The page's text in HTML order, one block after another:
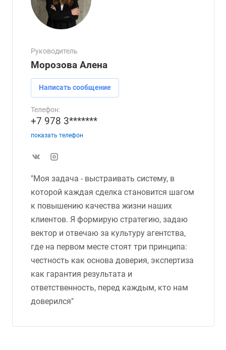
Руководитель
Морозова Алена
Написать сообщение
Телефон:
+7 978 3*******
показать телефон
"Моя задача - выстраивать систему, в
которой каждая сделка становится шагом
к повышению качества жизни наших
клиентов. Я формирую стратегию, задаю
вектор и отвечаю за культуру агентства,
где на первом месте стоят три принципа:
честность как основа доверия, экспертиза
как гарантия результата и
ответственность, перед каждым, кто нам
доверился"